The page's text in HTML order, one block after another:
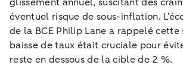
éventuel risque de sous-inflation.
de la BCE Philip Lane a rappelé cette
baisse de taux était cruciale pour
reste en dessous de la cible de 2 %.